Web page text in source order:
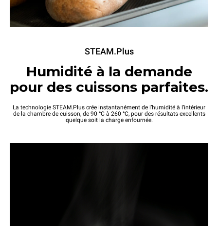
STEAM.Plus
Humidité à la demande
pour des cuissons parfaites.
La technologie STEAM.Plus crée instantanément de l’humidité à l’intérieur
de la chambre de cuisson, de 90 °C à 260 °C, pour des résultats excellents
quelque soit la charge enfournée.